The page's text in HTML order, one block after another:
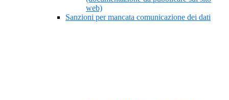
web)
Sanzioni per mancata comunicazione dei dati